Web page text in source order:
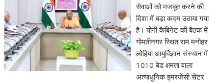
सेवाओं को मजबूत करने की
दिशा में बड़ा कदम उठाया गया
है। योगी कैबिनेट की बैठक में
गोमतीनगर स्थित राम मनोहर
लोहिया आयुर्विज्ञान संस्थान में
1010 बेड क्षमता वाला
अत्याधुनिक इमरजेंसी सेंटर